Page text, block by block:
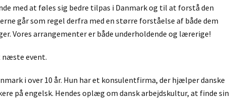
med at føles sig bedre tilpas i Danmark og til at forstå den
går som regel derfra med en større forståelse af både dem
Vores arrangementer er både underholdende og lærerige!
event.
i over 10 år. Hun har et konsulentfirma, der hjælper danske
på engelsk. Hendes oplæg om dansk arbejdskultur, at finde sin